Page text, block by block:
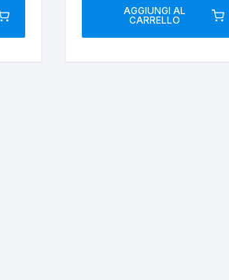
AGGIUNGI AL
CARRELLO